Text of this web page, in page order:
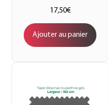
Note
5.00
17,50€
Ajouter au panier